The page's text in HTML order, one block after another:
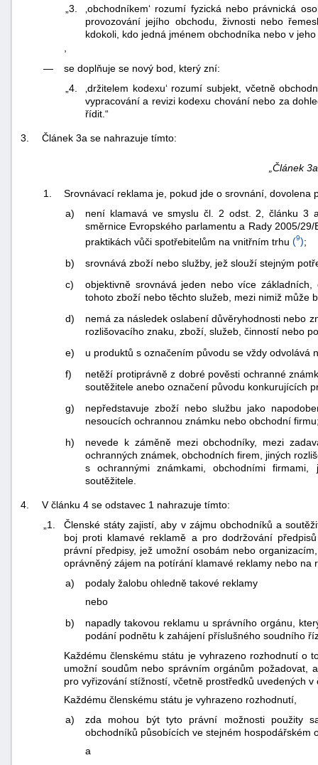
„3.
‚obchodníkem‘ rozumí fyzická nebo právnická
provozování jejího obchodu, živnosti nebo
kdokoli, kdo jedná jménem obchodníka nebo v jeho
—
se doplňuje se nový bod, který zní:
„4.
‚držitelem kodexu‘ rozumí subjekt, včetně
vypracování a revizi kodexu chování nebo za
řídit.“
3. Článek 3a se nahrazuje tímto:
„Článek 3a
1.
Srovnávací reklama je, pokud jde o srovnání, dovolena
a)
není klamavá ve smyslu čl. 2 odst. 2, článku
směrnice Evropského parlamentu a Rady 2005/
praktikách vůči spotřebitelům na vnitřním trhu (9);
b)
srovnává zboží nebo služby, jež slouží stejným
c)
objektivně srovnává jeden nebo více
tohoto zboží nebo těchto služeb, mezi nimiž může
d)
nemá za následek oslabení důvěryhodnosti nebo
rozlišovacího znaku, zboží, služeb, činností nebo
e)
u produktů s označením původu se vždy odvolává
f)
netěží protiprávně z dobré pověsti ochranné
soutěžitele anebo označení původu konkurujících
g)
nepředstavuje zboží nebo službu jako
nesoucích ochrannou známku nebo obchodní
h)
nevede k záměně mezi obchodníky, mezi
ochranných známek, obchodních firem, jiných
s ochrannými známkami, obchodními
soutěžitele.
4.
V článku 4 se odstavec 1 nahrazuje tímto:
„1.
Členské státy zajistí, aby v zájmu obchodníků a
boj proti klamavé reklamě a pro dodržování
právní předpisy, jež umožní osobám nebo
oprávněný zájem na potírání klamavé reklamy nebo na
a)
podaly žalobu ohledně takové reklamy
nebo
b)
napadly takovou reklamu u správního orgánu,
podání podnětu k zahájení příslušného soudního
Každému členskému státu je vyhrazeno rozhodnutí o
umožní soudům nebo správním orgánům požadovat,
pro vyřizování stížností, včetně prostředků uvedených v
Každému členskému státu je vyhrazeno rozhodnutí,
a)
zda mohou být tyto právní možnosti použity
obchodníků působících ve stejném hospodářském
a